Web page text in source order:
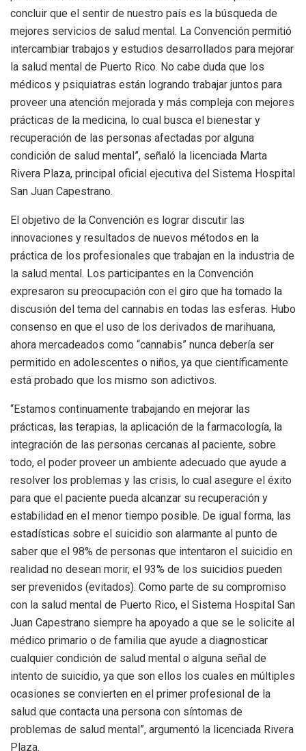
concluir que el sentir de nuestro país es la búsqueda de
mejores servicios de salud mental. La Convención permitió
intercambiar trabajos y estudios desarrollados para mejorar
la salud mental de Puerto Rico. No cabe duda que los
médicos y psiquiatras están logrando trabajar juntos para
proveer una atención mejorada y más compleja con mejores
prácticas de la medicina, lo cual busca el bienestar y
recuperación de las personas afectadas por alguna
condición de salud mental”, señaló la licenciada Marta
Rivera Plaza, principal oficial ejecutiva del Sistema Hospital
San Juan Capestrano.
El objetivo de la Convención es lograr discutir las
innovaciones y resultados de nuevos métodos en la
práctica de los profesionales que trabajan en la industria de
la salud mental. Los participantes en la Convención
expresaron su preocupación con el giro que ha tomado la
discusión del tema del cannabis en todas las esferas. Hubo
consenso en que el uso de los derivados de marihuana,
ahora mercadeados como “cannabis” nunca debería ser
permitido en adolescentes o niños, ya que científicamente
está probado que los mismo son adictivos.
“Estamos continuamente trabajando en mejorar las
prácticas, las terapias, la aplicación de la farmacología, la
integración de las personas cercanas al paciente, sobre
todo, el poder proveer un ambiente adecuado que ayude a
resolver los problemas y las crisis, lo cual asegure el éxito
para que el paciente pueda alcanzar su recuperación y
estabilidad en el menor tiempo posible. De igual forma, las
estadísticas sobre el suicidio son alarmante al punto de
saber que el 98% de personas que intentaron el suicidio en
realidad no desean morir, el 93% de los suicidios pueden
ser prevenidos (evitados). Como parte de su compromiso
con la salud mental de Puerto Rico, el Sistema Hospital San
Juan Capestrano siempre ha apoyado a que se le solicite al
médico primario o de familia que ayude a diagnosticar
cualquier condición de salud mental o alguna señal de
intento de suicidio, ya que son ellos los cuales en múltiples
ocasiones se convierten en el primer profesional de la
salud que contacta una persona con síntomas de
problemas de salud mental”, argumentó la licenciada Rivera
Plaza.